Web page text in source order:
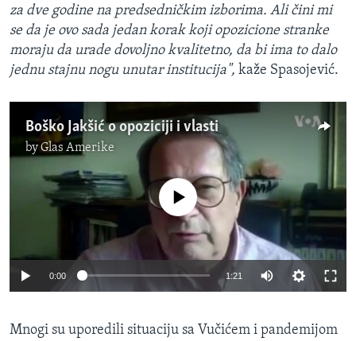
za dve godine na predsedničkim izborima. Ali čini mi
se da je ovo sada jedan korak koji opozicione stranke
moraju da urade dovoljno kvalitetno, da bi ima to dalo
jednu stajnu nogu unutar institucija", kaže Spasojević.
Boško Jakšić o opoziciji i vlasti
byGlas Amerike
No media source currently available
0:00 1:21
Mnogi su uporedili situaciju sa Vučićem i pandemijom